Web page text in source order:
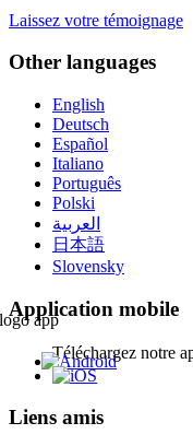
Laissez votre témoignage
Other languages
English
Deutsch
Español
Italiano
Português
Polski
العربية
日本語
Slovensky
Application mobile
Téléchargez notre
Liens amis